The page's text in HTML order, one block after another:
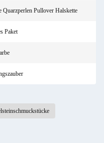
Quarzperlen Pullover Halskette
Paket